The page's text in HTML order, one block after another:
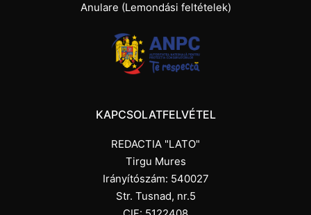
Anulare (Lemondási feltételek)
KAPCSOLATFELVÉTEL
REDACTIA "LATO"
Tirgu Mures
Irányítószám: 540027
Str. Tusnad, nr.5